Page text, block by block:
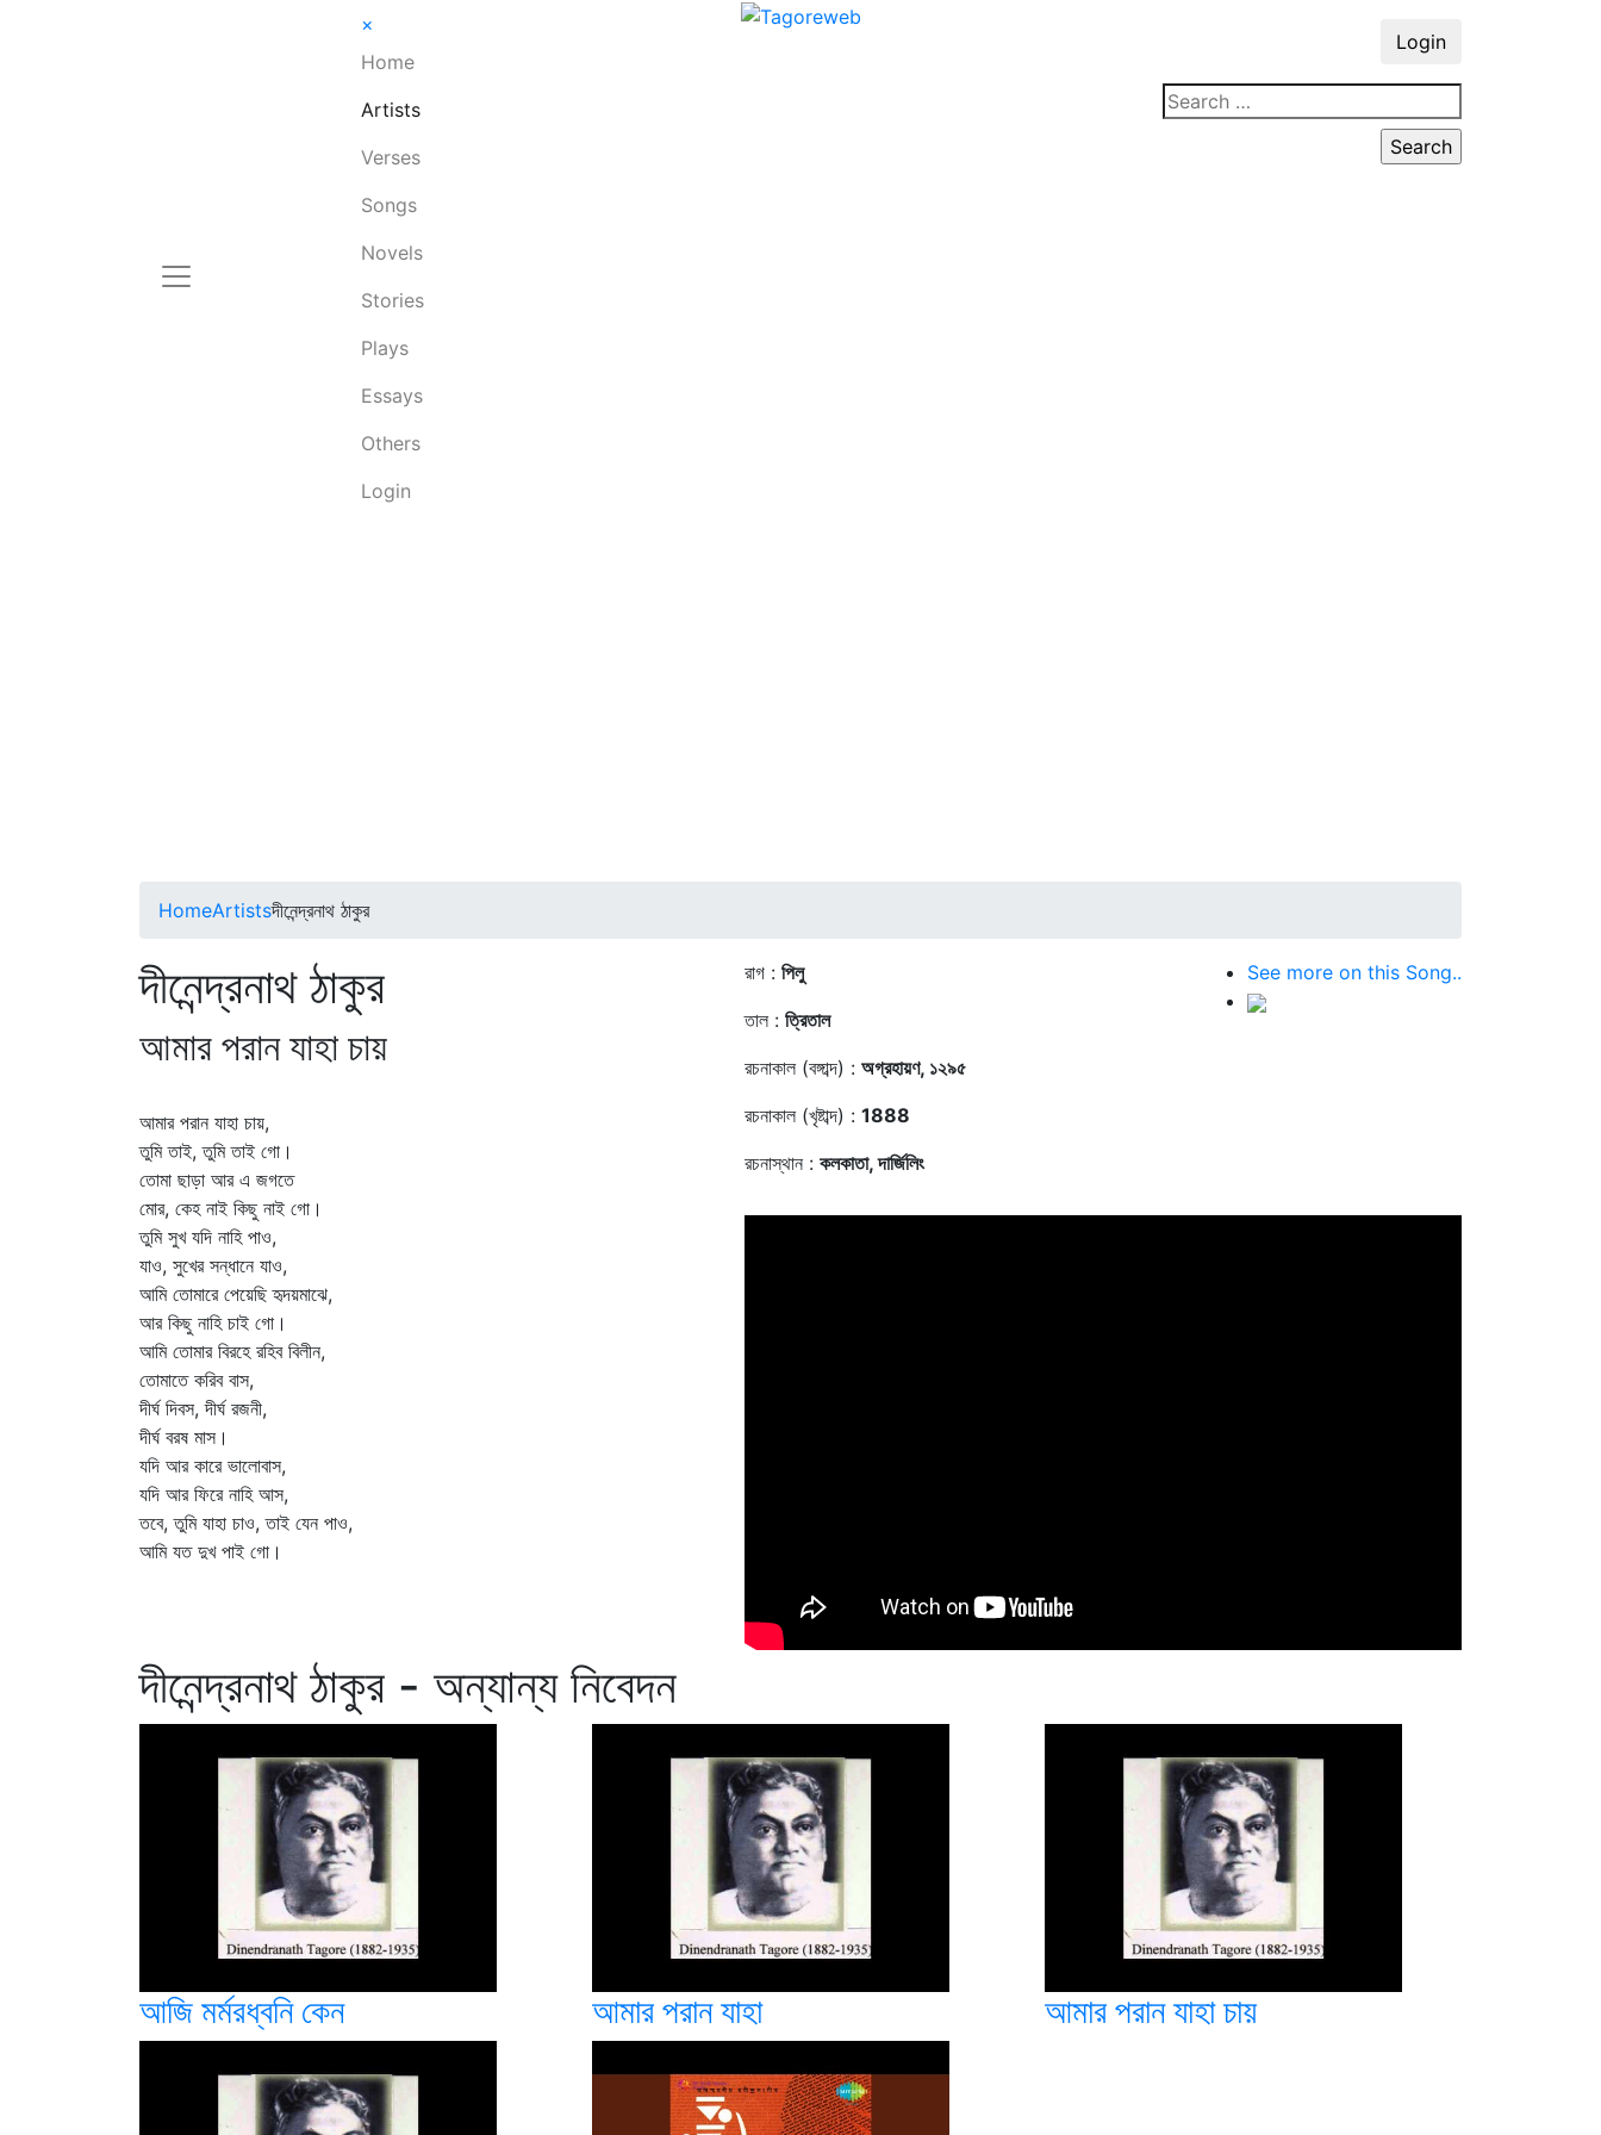
×
Home
Artists
Verses
Songs
Novels
Stories
Plays
Essays
Others
Login
Login
HomeArtistsদীনেন্দ্রনাথ ঠাকুর
দীনেন্দ্রনাথ ঠাকুর
আমার পরান যাহা চায়
আমার পরান যাহা চায়,
তুমি তাই, তুমি তাই গো।
তোমা ছাড়া আর এ জগতে
মোর, কেহ নাই কিছু নাই গো।
তুমি সুখ যদি নাহি পাও,
যাও, সুখের সন্ধানে যাও,
আমি তোমারে পেয়েছি হৃদয়মাঝে,
আর কিছু নাহি চাই গো।
আমি তোমার বিরহে রহিব বিলীন,
তোমাতে করিব বাস,
দীর্ঘ দিবস, দীর্ঘ রজনী,
দীর্ঘ বরষ মাস।
যদি আর কারে ভালোবাস,
যদি আর ফিরে নাহি আস,
তবে, তুমি যাহা চাও, তাই যেন পাও,
আমি যত দুখ পাই গো।
রাগ : পিলু
তাল : ত্রিতাল
রচনাকাল (বঙ্গাব্দ) : অগ্রহায়ণ, ১২৯৫
রচনাকাল (খৃষ্টাব্দ) : 1888
রচনাস্থান : কলকাতা, দার্জিলিং
See more on this Song..
দীনেন্দ্রনাথ ঠাকুর - অন্যান্য নিবেদন
আজি মর্মরধ্বনি কেন আমার পরান যাহা আমার পরান যাহা চায়